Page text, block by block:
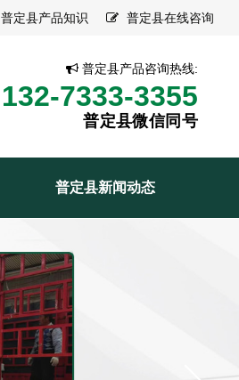
普定县产品知识 普定县在线咨询
普定县产品咨询热线:
132-7333-3355
普定县微信同号
普定县新闻动态